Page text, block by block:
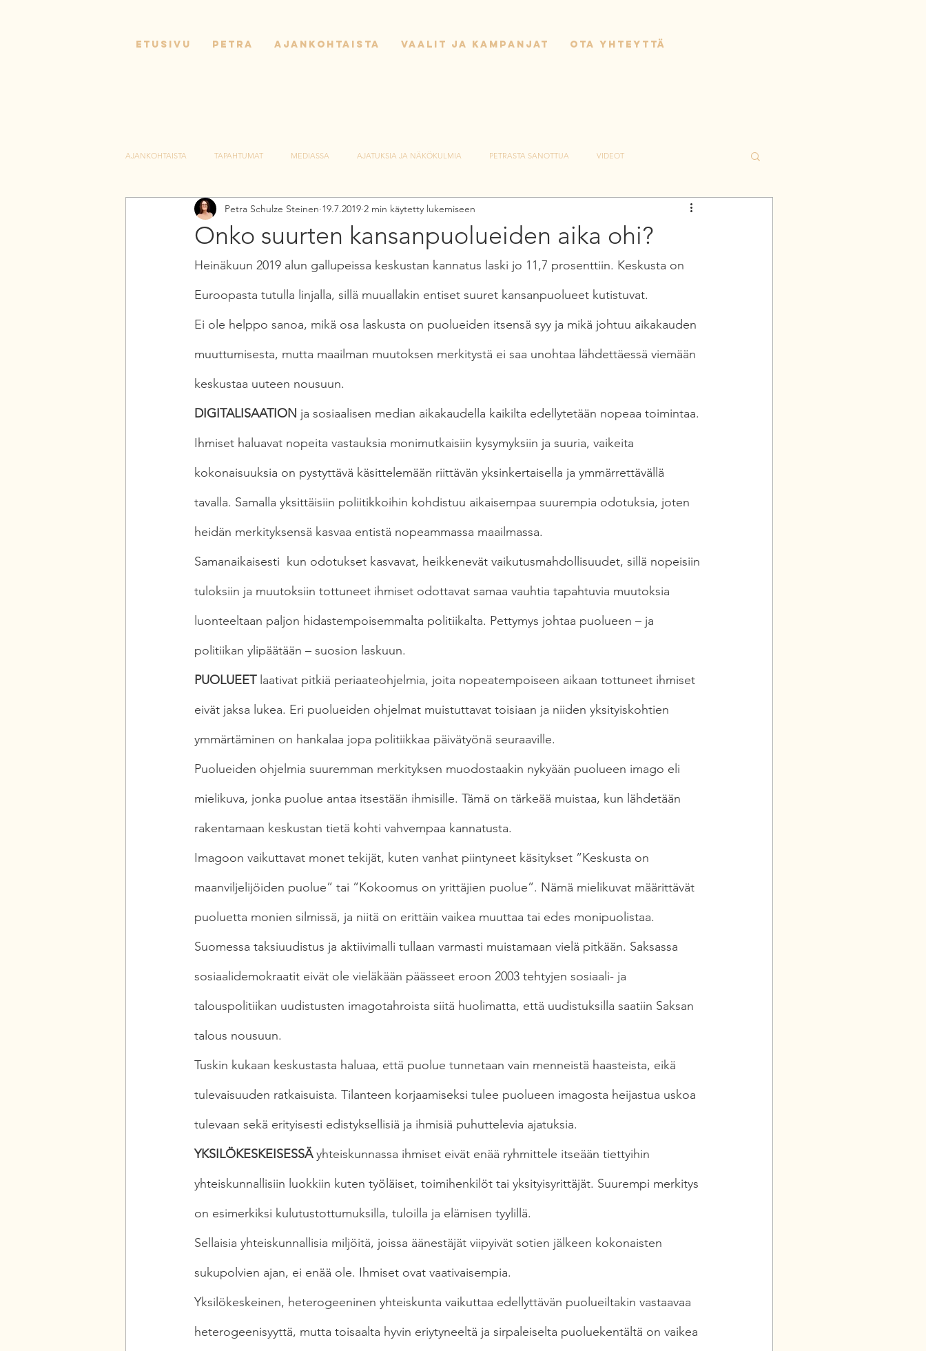
ETUSIVU PETRA AJANKOHTAISTA VAALIT JA KAMPANJAT OTA YHTEYTTÄ
AJANKOHTAISTA TAPAHTUMAT MEDIASSA AJATUKSIA JA NÄKÖKULMIA PETRASTA SANOTTUA VIDEOT
Onko suurten kansanpuolueiden aika ohi?
Petra Schulze Steinen 19.7.2019 2 min käytetty lukemiseen
Heinäkuun 2019 alun gallupeissa keskustan kannatus laski jo 11,7 prosenttiin. Keskusta on
Euroopasta tutulla linjalla, sillä muuallakin entiset suuret kansanpuolueet kutistuvat.
Ei ole helppo sanoa, mikä osa laskusta on puolueiden itsensä syy ja mikä johtuu aikakauden
muuttumisesta, mutta maailman muutoksen merkitystä ei saa unohtaa lähdettäessä viemään
keskustaa uuteen nousuun.
DIGITALISAATION ja sosiaalisen median aikakaudella kaikilta edellytetään nopeaa toimintaa.
Ihmiset haluavat nopeita vastauksia monimutkaisiin kysymyksiin ja suuria, vaikeita
kokonaisuuksia on pystyttävä käsittelemään riittävän yksinkertaisella ja ymmärrettävällä
tavalla. Samalla yksittäisiin poliitikkoihin kohdistuu aikaisempaa suurempia odotuksia, joten
heidän merkityksensä kasvaa entistä nopeammassa maailmassa.
Samanaikaisesti  kun odotukset kasvavat, heikkenevät vaikutusmahdollisuudet, sillä nopeisiin
tuloksiin ja muutoksiin tottuneet ihmiset odottavat samaa vauhtia tapahtuvia muutoksia
luonteeltaan paljon hidastempoisemmalta politiikalta. Pettymys johtaa puolueen – ja
politiikan ylipäätään – suosion laskuun.
PUOLUEET laativat pitkiä periaateohjelmia, joita nopeatempoiseen aikaan tottuneet ihmiset
eivät jaksa lukea. Eri puolueiden ohjelmat muistuttavat toisiaan ja niiden yksityiskohtien
ymmärtäminen on hankalaa jopa politiikkaa päivätyönä seuraaville.
Puolueiden ohjelmia suuremman merkityksen muodostaakin nykyään puolueen imago eli
mielikuva, jonka puolue antaa itsestään ihmisille. Tämä on tärkeää muistaa, kun lähdetään
rakentamaan keskustan tietä kohti vahvempaa kannatusta.
Imagoon vaikuttavat monet tekijät, kuten vanhat piintyneet käsitykset ”Keskusta on
maanviljelijöiden puolue” tai ”Kokoomus on yrittäjien puolue”. Nämä mielikuvat määrittävät
puoluetta monien silmissä, ja niitä on erittäin vaikea muuttaa tai edes monipuolistaa.
Suomessa taksiuudistus ja aktiivimalli tullaan varmasti muistamaan vielä pitkään. Saksassa
sosiaalidemokraatit eivät ole vieläkään päässeet eroon 2003 tehtyjen sosiaali- ja
talouspolitiikan uudistusten imagotahroista siitä huolimatta, että uudistuksilla saatiin Saksan
talous nousuun.
Tuskin kukaan keskustasta haluaa, että puolue tunnetaan vain menneistä haasteista, eikä
tulevaisuuden ratkaisuista. Tilanteen korjaamiseksi tulee puolueen imagosta heijastua uskoa
tulevaan sekä erityisesti edistyksellisiä ja ihmisiä puhuttelevia ajatuksia.
YKSILÖKESKEISESSÄ yhteiskunnassa ihmiset eivät enää ryhmittele itseään tiettyihin
yhteiskunnallisiin luokkiin kuten työläiset, toimihenkilöt tai yksityisyrittäjät. Suurempi merkitys
on esimerkiksi kulutustottumuksilla, tuloilla ja elämisen tyylillä.
Sellaisia yhteiskunnallisia miljöitä, joissa äänestäjät viipyivät sotien jälkeen kokonaisten
sukupolvien ajan, ei enää ole. Ihmiset ovat vaativaisempia.
Yksilökeskeinen, heterogeeninen yhteiskunta vaikuttaa edellyttävän puolueiltakin vastaavaa
heterogeenisyyttä, mutta toisaalta hyvin eriytyneeltä ja sirpaleiselta puoluekentältä on vaikea